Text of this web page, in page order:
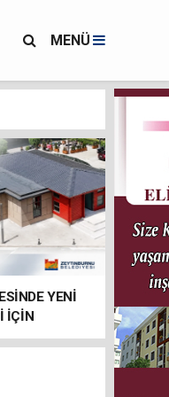
MENÜ
YENİ
İÇİN